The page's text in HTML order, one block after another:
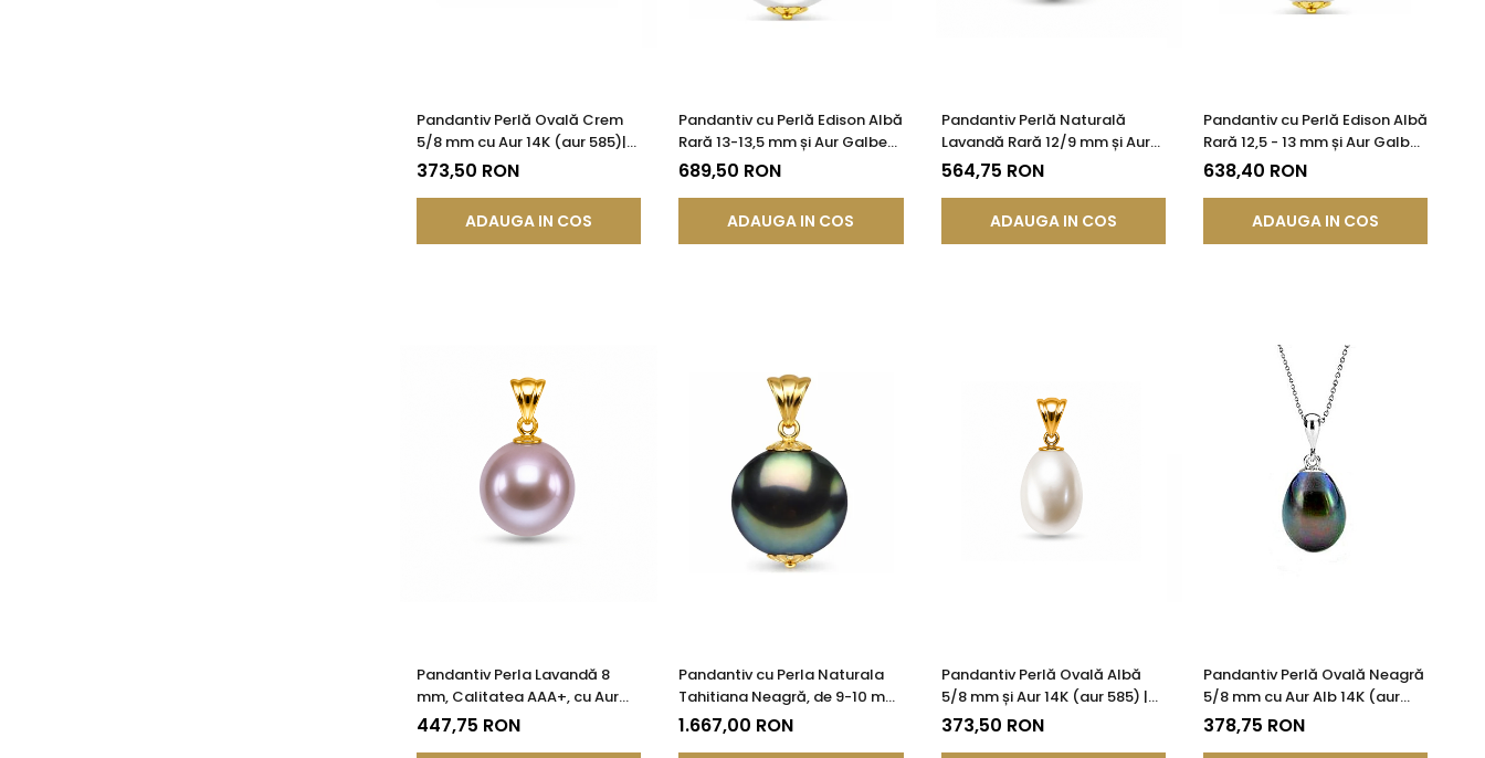
Pandantiv Perlă Ovală Crem
5/8 mm cu Aur 14K (aur 585)|
KASKADDA®
373,50 RON
ADAUGA IN COS
Pandantiv cu Perlă Edison Albă
Rară 13-13,5 mm și Aur Galben
14K (aur 585) | KASKADDA®
689,50 RON
ADAUGA IN COS
Pandantiv Perlă Naturală
Lavandă Rară 12/9 mm și Aur
Galben 14K (aur 585) |
KASKADDA®
564,75 RON
ADAUGA IN COS
Pandantiv cu Perlă Edison Albă
Rară 12,5 - 13 mm și Aur Galben
14K (aur 585) | KASKADDA®
638,40 RON
ADAUGA IN COS
Pandantiv Perla Lavandă 8
mm, Calitatea AAA+, cu Aur
14K (aur 585)
447,75 RON
Pandantiv cu Perla Naturala
Tahitiana Neagră, de 9-10 mm
si Aur de 14k
1.667,00 RON
Pandantiv Perlă Ovală Albă
5/8 mm și Aur 14K (aur 585) |
KASKADDA®
373,50 RON
Pandantiv Perlă Ovală Neagră
5/8 mm cu Aur Alb 14K (aur
585)
378,75 RON